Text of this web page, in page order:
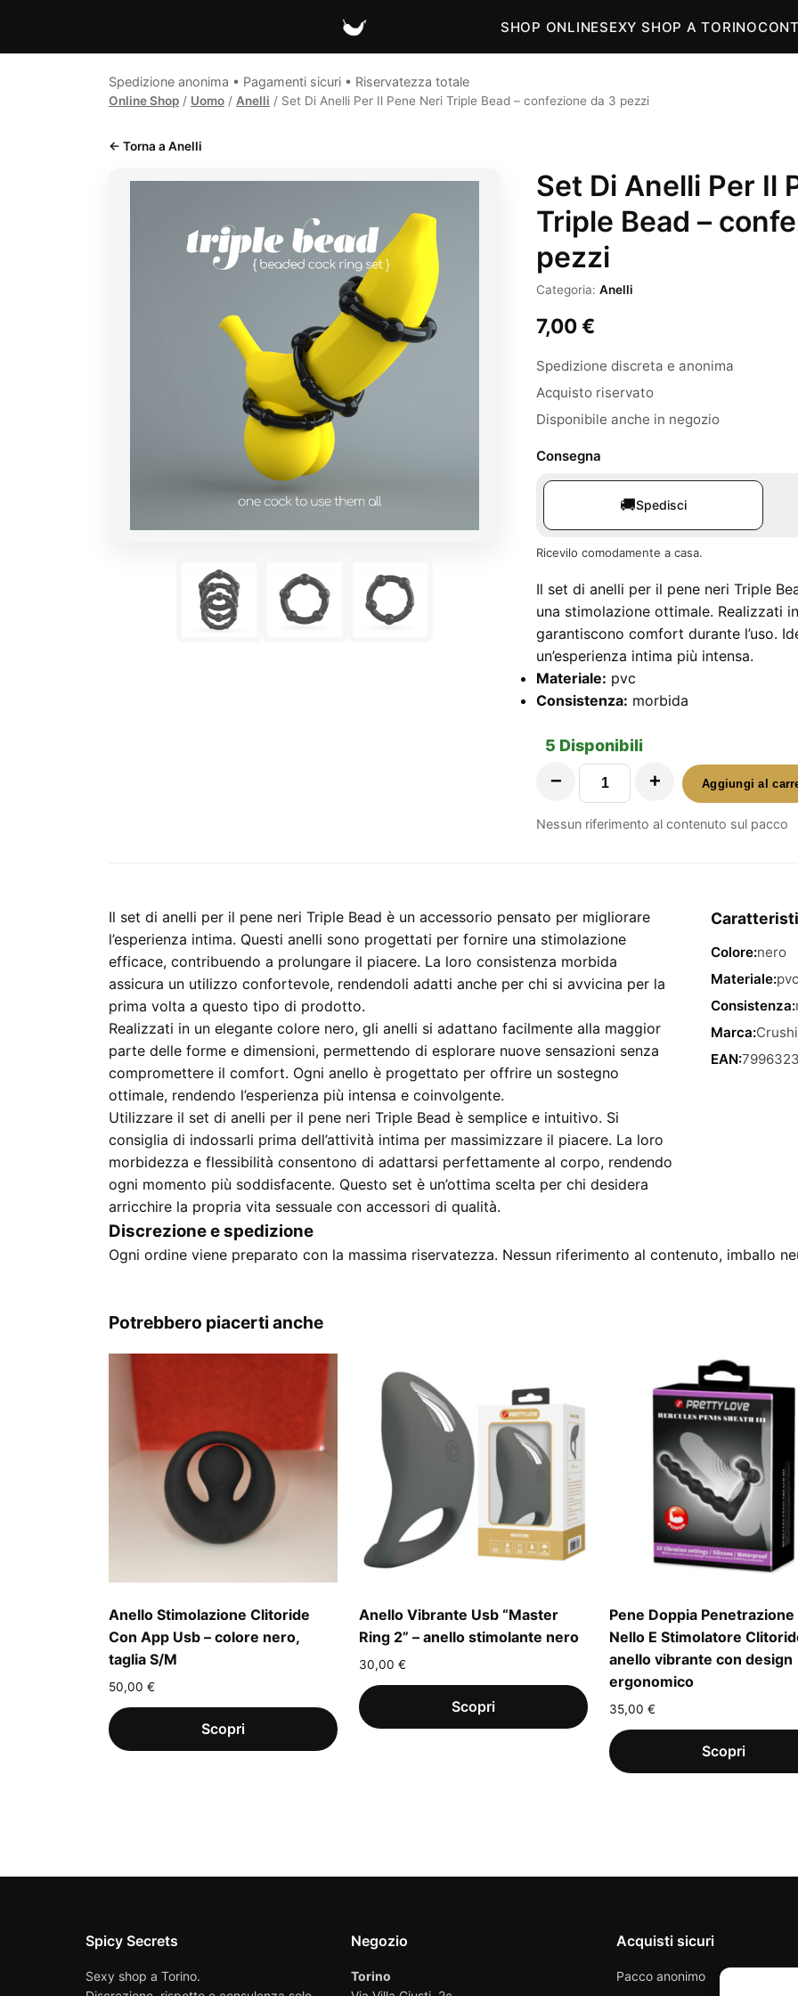
SHOP ONLINESEXY SHOP A TORINO
Spedizione anonima • Pagamenti sicuri • Riservatezza totale
Online Shop / Uomo / Anelli / Set Di Anelli Per Il Pene Neri Triple Bead – confezione da 3 pezzi
← Torna a Anelli
Set Di Anelli Per Il
Triple Bead –
pezzi
Categoria: Anelli
7,00€
Spedizione discreta e anonima
Acquisto riservato
Disponibile anche in negozio
Consegna
🚚Spedisci
Ricevilo comodamente a casa.
Il set di anelli per il pene neri Triple
una stimolazione ottimale. Realizzati
garantiscono comfort durante l’uso.
un’esperienza intima più intensa.
Materiale: pvc
Consistenza: morbida
5 Disponibili
−
Set
Di
Neri
Triple
Bead
–
da
3
pezzi
+ Aggiungi al
Nessun riferimento al contenuto sul pacco
Il set di anelli per il pene neri Triple Bead è un accessorio pensato per migliorare
l’esperienza intima. Questi anelli sono progettati per fornire una stimolazione
efficace, contribuendo a prolungare il piacere. La loro consistenza morbida
assicura un utilizzo confortevole, rendendoli adatti anche per chi si avvicina per la
prima volta a questo tipo di prodotto.
Realizzati in un elegante colore nero, gli anelli si adattano facilmente alla maggior
parte delle forme e dimensioni, permettendo di esplorare nuove sensazioni senza
compromettere il comfort. Ogni anello è progettato per offrire un sostegno
ottimale, rendendo l’esperienza più intensa e coinvolgente.
Utilizzare il set di anelli per il pene neri Triple Bead è semplice e intuitivo. Si
consiglia di indossarli prima dell’attività intima per massimizzare il piacere. La loro
morbidezza e flessibilità consentono di adattarsi perfettamente al corpo, rendendo
ogni momento più soddisfacente. Questo set è un’ottima scelta per chi desidera
arricchire la propria vita sessuale con accessori di qualità.
Colore:nero
Materiale:pvc
Consistenza:
Marca:
EAN:
Discrezione e spedizione
Ogni ordine viene preparato con la massima riservatezza. Nessun riferimento al contenuto, imballo
Potrebbero piacerti anche
Anello Stimolazione Clitoride
Con App Usb – colore nero,
taglia S/M
50,00 €
Anello Vibrante Usb “Master
Ring 2” – anello stimolante nero
30,00 €
Pene Doppia Penetrazione
Nello E Stimolatore
anello vibrante con design
ergonomico
35,00 €
Spicy Secrets
Sexy shop a Torino.
Negozio
Torino
Acquisti sicuri
Pacco anonimo